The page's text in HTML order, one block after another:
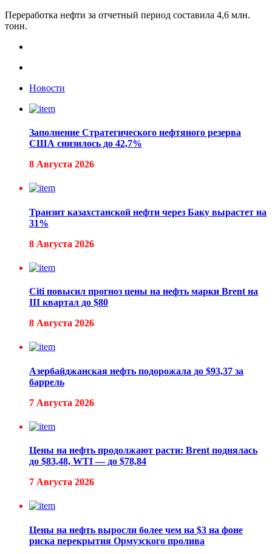
Переработка нефти за отчетный период составила 4,6 млн.
тонн.
Новости
Заполнение Стратегического нефтяного резерва
США снизилось до 42,7%
8 Августа 2026
Транзит казахстанской нефти через Баку вырастет на
31%
8 Августа 2026
Citi повысил прогноз цены на нефть марки Brent на
III квартал до $80
8 Августа 2026
Азербайджанская нефть подорожала до $93,37 за
баррель
7 Августа 2026
Цены на нефть продолжают расти: Brent поднялась
до $83,48, WTI — до $78,84
7 Августа 2026
Цены на нефть выросли более чем на $3 на фоне
риска перекрытия Ормузского пролива